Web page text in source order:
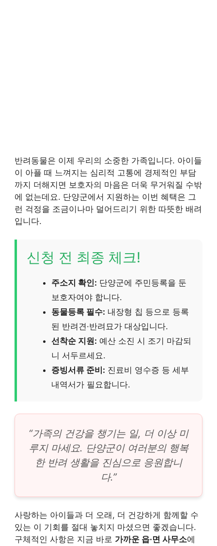
반려동물은 이제 우리의 소중한 가족입니다. 아이들
이 아플 때 느껴지는 심리적 고통에 경제적인 부담
까지 더해지면 보호자의 마음은 더욱 무거워질 수밖
에 없는데요. 단양군에서 지원하는 이번 혜택은 그
런 걱정을 조금이나마 덜어드리기 위한 따뜻한 배려
입니다.
신청 전 최종 체크!
주소지 확인: 단양군에 주민등록을 둔
보호자여야 합니다.
동물등록 필수: 내장형 칩 등으로 등록
된 반려견·반려묘가 대상입니다.
선착순 지원: 예산 소진 시 조기 마감되
니 서두르세요.
증빙서류 준비: 진료비 영수증 등 세부
내역서가 필요합니다.
“가족의 건강을 챙기는 일, 더 이상 미
루지 마세요. 단양군이 여러분의 행복
한 반려 생활을 진심으로 응원합니
다.”
사랑하는 아이들과 더 오래, 더 건강하게 함께할 수
있는 이 기회를 절대 놓치지 마셨으면 좋겠습니다.
구체적인 사항은 지금 바로 가까운 읍·면 사무소에